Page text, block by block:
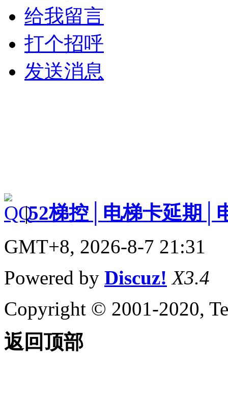
给我留言
打个招呼
发送消息
|52梯控│电梯卡延期│
GMT+8, 2026-8-7 21:31
Powered by Discuz! X3.4
Copyright © 2001-2020,
返回顶部